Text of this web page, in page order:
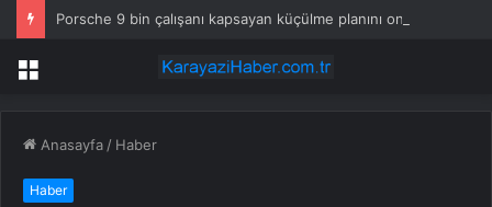
Porsche 9 bin çalışanı kapsayan küçülme planını onayladı
Menü
Anasayfa / Haber
Haber